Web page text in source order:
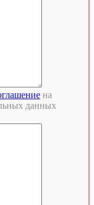
на
данных